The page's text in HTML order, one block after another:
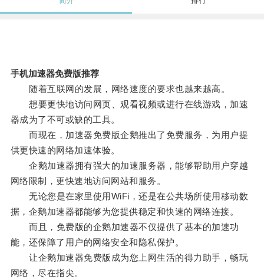
手机加速器免费版推荐
随着互联网的发展，网络速度的要求也越来越高。
想要更快地访问网页、观看视频或进行在线游戏，加速
器成为了不可或缺的工具。
而现在，加速器免费版企鹅推出了免费服务，为用户提
供更快速的网络加速体验。
企鹅加速器拥有强大的加速服务器，能够帮助用户穿越
网络限制，更快速地访问网站和服务。
无论您是在家里使用WiFi，还是在公共场所使用移动数
据，企鹅加速器都能够为您提供稳定和快速的网络连接。
而且，免费版的企鹅加速器不仅提供了基本的加速功
能，还保障了用户的网络安全和隐私保护。
让企鹅加速器免费版成为您上网生活的得力助手，畅玩
网络，尽在指尖。